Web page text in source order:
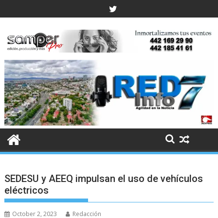
to
SEDESU y AEEQ impulsan el uso de vehículos
eléctricos
October 2, 2023 Redacción